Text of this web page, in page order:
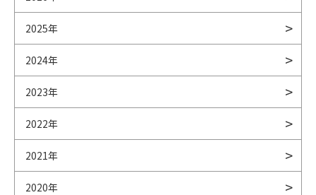
2025年
2024年
2023年
2022年
2021年
2020年